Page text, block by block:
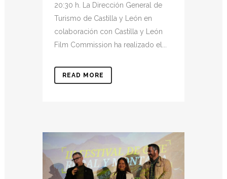
20:30 h. La Dirección General de
Turismo de Castilla y León en
colaboración con Castilla y León
Film Commission ha realizado el...
READ MORE